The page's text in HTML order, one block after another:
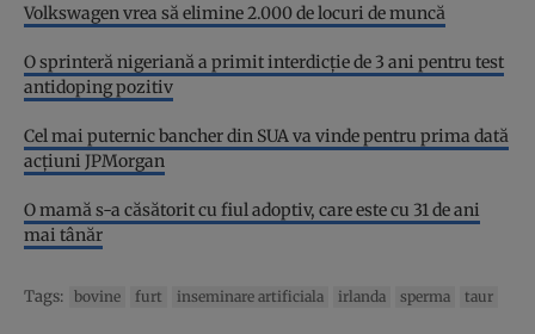
Volkswagen vrea să elimine 2.000 de locuri de muncă
O sprinteră nigeriană a primit interdicție de 3 ani pentru test
antidoping pozitiv
Cel mai puternic bancher din SUA va vinde pentru prima dată
acţiuni JPMorgan
O mamă s-a căsătorit cu fiul adoptiv, care este cu 31 de ani
mai tânăr
Tags: bovine furt inseminare artificiala irlanda sperma taur